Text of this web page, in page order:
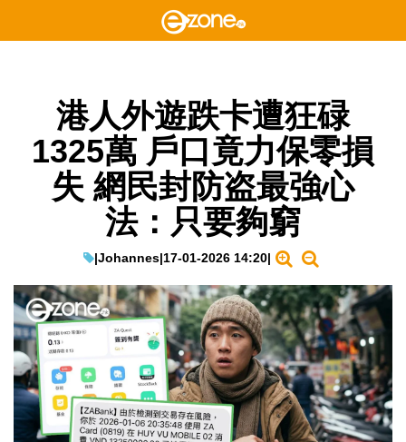
港人外遊跌卡遭狂碌
1325萬 戶口竟力保零損
失 網民封防盗最強心
法：只要夠窮
|Johannes|17-01-2026 14:20|